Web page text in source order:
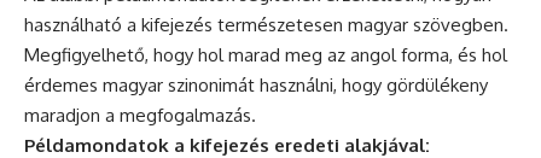
használható a kifejezés természetesen magyar szövegben.
Megfigyelhető, hogy hol marad meg az angol forma, és hol
érdemes magyar szinonimát használni, hogy gördülékeny
maradjon a megfogalmazás.
Példamondatok a kifejezés eredeti alakjával: